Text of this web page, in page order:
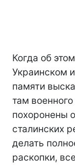
Когда об
Украинском
памяти
там
похоронены
сталинских
делать
раскопки,